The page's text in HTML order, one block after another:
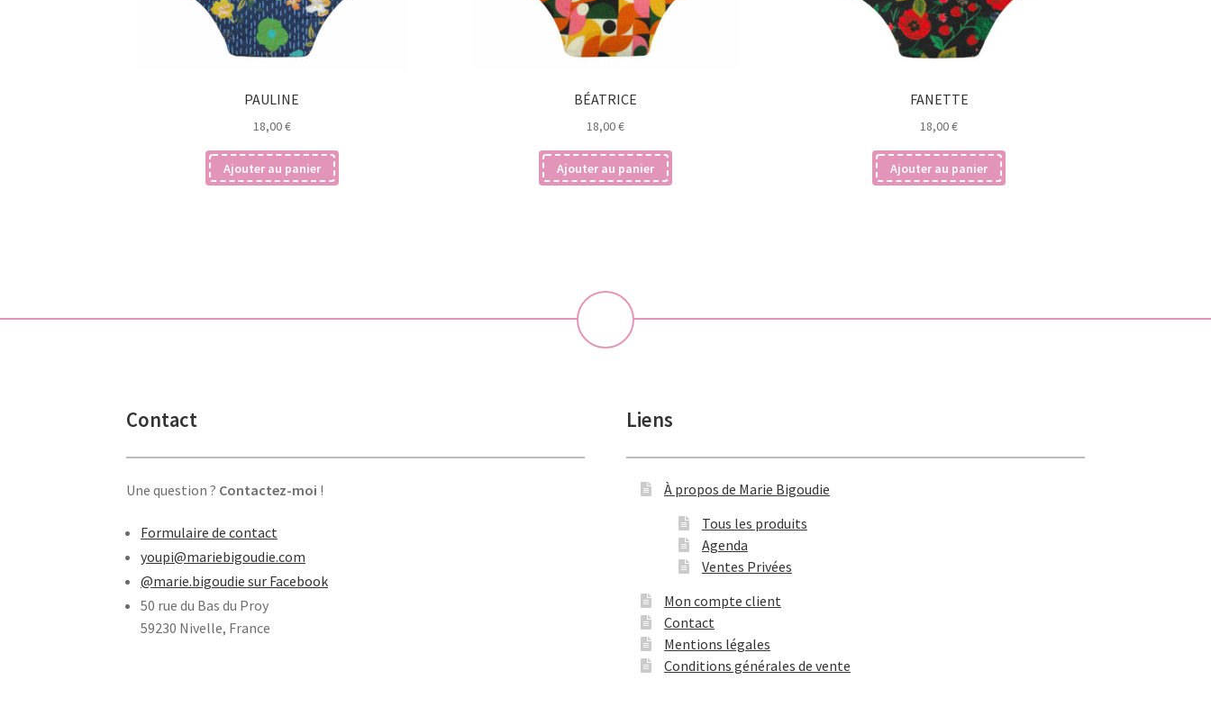
PAULINE
18,00€
Ajouter au panier
BÉATRICE
18,00€
Ajouter au panier
FANETTE
18,00€
Ajouter au panier
Contact
Une question ? Contactez-moi !
Formulaire de contact
youpi@mariebigoudie.com
@marie.bigoudie sur Facebook
50 rue du Bas du Proy
59230 Nivelle, France
Liens
À propos de Marie Bigoudie
Tous les produits
Agenda
Ventes Privées
Mon compte client
Contact
Mentions légales
Conditions générales de vente